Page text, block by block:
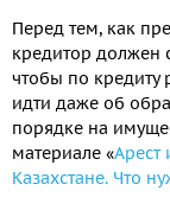
Перед тем, как
кредитор должен
чтобы по кредиту
идти даже об
порядке на
материале «Арест
Казахстане. Что